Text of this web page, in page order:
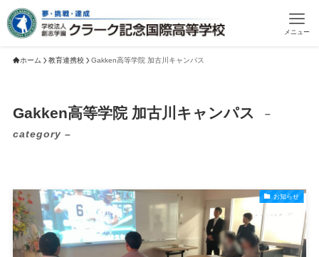
メニュー
ホーム 教育連携校 Gakken高等学院 加古川キャンパス
Gakken高等学院 加古川キャンパス
–
category –
お知らせ